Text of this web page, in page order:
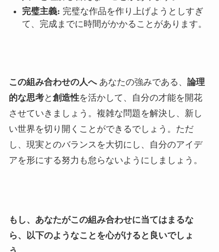
完璧主義: 完璧な作品を作り上げようとしすぎ
て、完成までに時間がかかることがあります。
この組み合わせの人へあなたの強みである、 論理
的な思考と 創造性を活かして、自分の才能を開花
させていきましょう。複雑な問題を解決し、新し
い世界を切り開くことができるでしょう。ただ
し、現実とのバランスを大切にし、自分のアイデ
アを形にする努力も怠らないようにしましょう。
もし、あなたがこの組み合わせに当てはまるな
ら、以下のようなことを心がけると良いでしょ